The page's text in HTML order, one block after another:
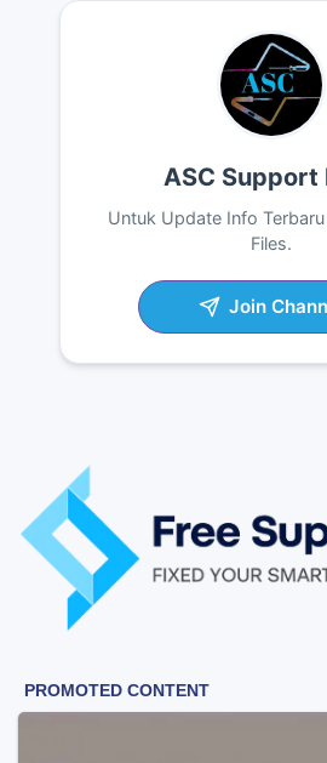
ASC Support
Untuk Update Info
Files.
Join